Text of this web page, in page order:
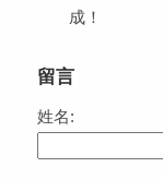
成！
留言
姓名: